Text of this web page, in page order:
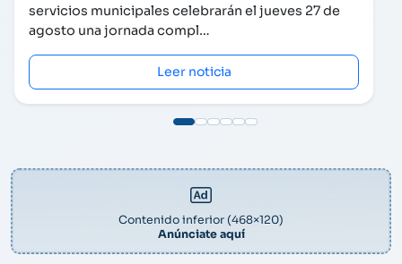
servicios municipales celebrarán el jueves 27 de
agosto una jornada compl…
Leer noticia
Contenido inferior (468×120)
Anúnciate aquí